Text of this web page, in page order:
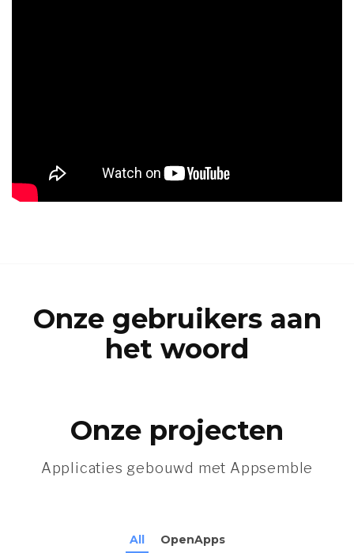
Onze gebruikers aan
het woord
Onze projecten
Applicaties gebouwd met Appsemble
All OpenApps